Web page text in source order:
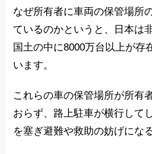
なぜ所有者に車両の保管場所
ているのかというと、日本は
国土の中に8000万台以上が存
います。
これらの車の保管場所が所有
おらず、路上駐車が横行して
を塞ぎ避難や救助の妨げにな